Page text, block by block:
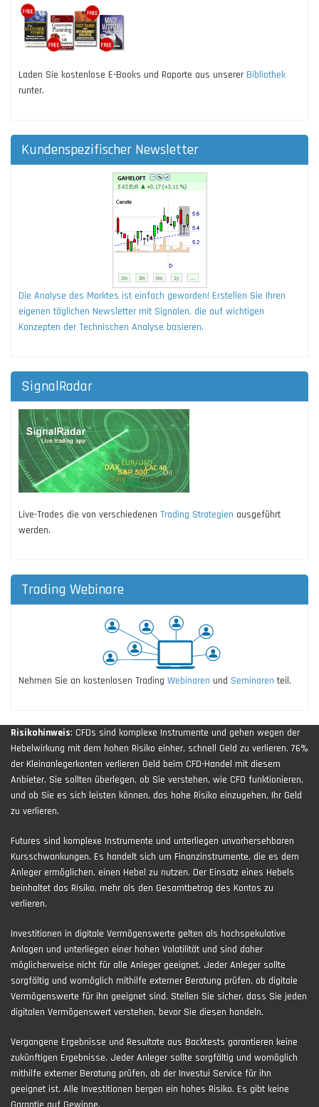
Laden Sie kostenlose E-Books und Raporte aus unserer Bibliothek
runter.
Kundenspezifischer Newsletter
Die Analyse des Marktes ist einfach geworden! Erstellen Sie Ihren
eigenen täglichen Newsletter mit Signalen, die auf wichtigen
Konzepten der Technischen Analyse basieren.
SignalRadar
Live-Trades die von verschiedenen Trading Strategien ausgeführt
werden.
Trading Webinare
Nehmen Sie an kostenlosen Trading Webinaren und Seminaren teil.
Risikohinweis: CFDs sind komplexe Instrumente und gehen wegen der
Hebelwirkung mit dem hohen Risiko einher, schnell Geld zu verlieren. 76%
der Kleinanlegerkonten verlieren Geld beim CFD-Handel mit diesem
Anbieter. Sie sollten überlegen, ob Sie verstehen, wie CFD funktionieren,
und ob Sie es sich leisten können, das hohe Risiko einzugehen, Ihr Geld
zu verlieren.
Futures sind komplexe Instrumente und unterliegen unvorhersehbaren
Kursschwankungen. Es handelt sich um Finanzinstrumente, die es dem
Anleger ermöglichen, einen Hebel zu nutzen. Der Einsatz eines Hebels
beinhaltet das Risiko, mehr als den Gesamtbetrag des Kontos zu
verlieren.
Investitionen in digitale Vermögenswerte gelten als hochspekulative
Anlagen und unterliegen einer hohen Volatilität und sind daher
möglicherweise nicht für alle Anleger geeignet. Jeder Anleger sollte
sorgfältig und womöglich mithilfe externer Beratung prüfen, ob digitale
Vermögenswerte für ihn geeignet sind. Stellen Sie sicher, dass Sie jeden
digitalen Vermögenswert verstehen, bevor Sie diesen handeln.
Vergangene Ergebnisse und Resultate aus Backtests garantieren keine
zukünftigen Ergebnisse. Jeder Anleger sollte sorgfältig und womöglich
mithilfe externer Beratung prüfen, ob der Investui Service für ihn
geeignet ist. Alle Investitionen bergen ein hohes Risiko. Es gibt keine